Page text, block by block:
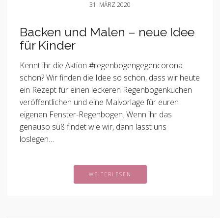
31. MÄRZ 2020
Backen und Malen – neue Idee
für Kinder
Kennt ihr die Aktion #regenbogengegencorona
schon? Wir finden die Idee so schön, dass wir heute
ein Rezept für einen leckeren Regenbogenkuchen
veröffentlichen und eine Malvorlage für euren
eigenen Fenster-Regenbogen. Wenn ihr das
genauso süß findet wie wir, dann lasst uns
loslegen…
WEITERLESEN